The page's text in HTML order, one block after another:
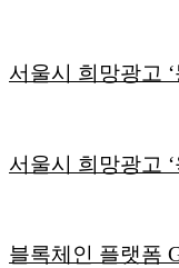
서울시 희망광고
서울시 희망광고
블록체인 플랫폼